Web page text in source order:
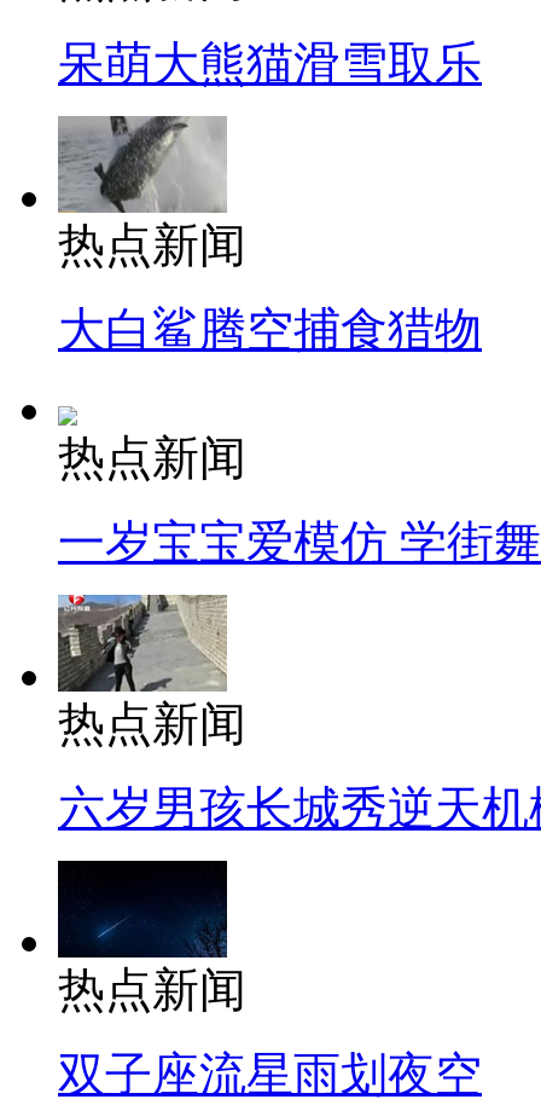
呆萌大熊猫滑雪取乐
热点新闻
大白鲨腾空捕食猎物
热点新闻
一岁宝宝爱模仿 学街
热点新闻
六岁男孩长城秀逆天机
热点新闻
双子座流星雨划夜空